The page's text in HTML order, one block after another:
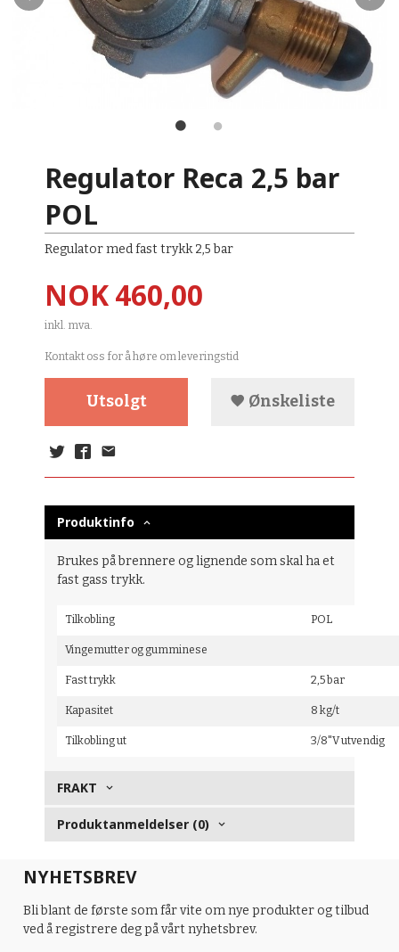
Regulator Reca 2,5 bar
POL
Regulator med fast trykk 2,5 bar
Pris
NOK460,00
inkl. mva.
Kontakt oss for å høre om leveringstid
Utsolgt Ønskeliste
Produktinfo
Brukes på brennere og lignende som skal ha et
fast gass trykk.
Tilkobling POL
Vingemutter og gumminese
Fast trykk 2,5 bar
Kapasitet 8 kg/t
Tilkobling ut 3/8"V utvendig
FRAKT
Produktanmeldelser (0)
NYHETSBREV
Bli blant de første som får vite om nye produkter og tilbud
ved å registrere deg på vårt nyhetsbrev.